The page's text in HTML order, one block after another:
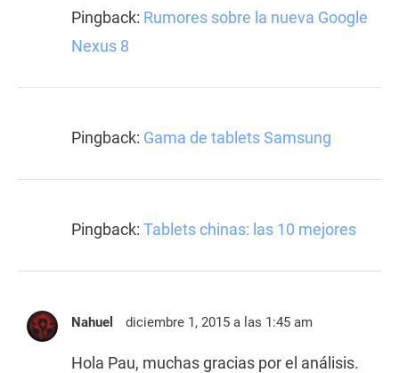
Pingback: Rumores sobre la nueva Google
Nexus 8
Pingback: Gama de tablets Samsung
Pingback: Tablets chinas: las 10 mejores
Nahuel diciembre 1, 2015 a las 1:45 am
Hola Pau, muchas gracias por el análisis.